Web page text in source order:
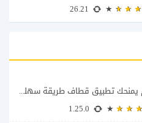
انضم الى التليجرام يمنحك تطبيق قطاف طريقة سهلة لمتابعة نقاط المكافآت والاستفادة منها في...